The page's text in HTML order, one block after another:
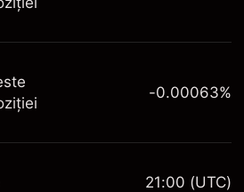
despre:
Dvs.
$1,000.00
-0.00063%
21:00 (UTC)